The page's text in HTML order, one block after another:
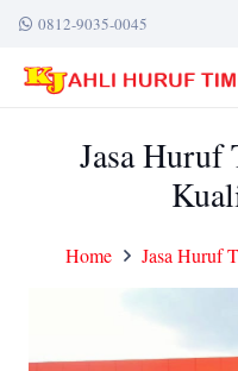
0812-9035-0045
Jasa Huruf
Home Jasa Huruf